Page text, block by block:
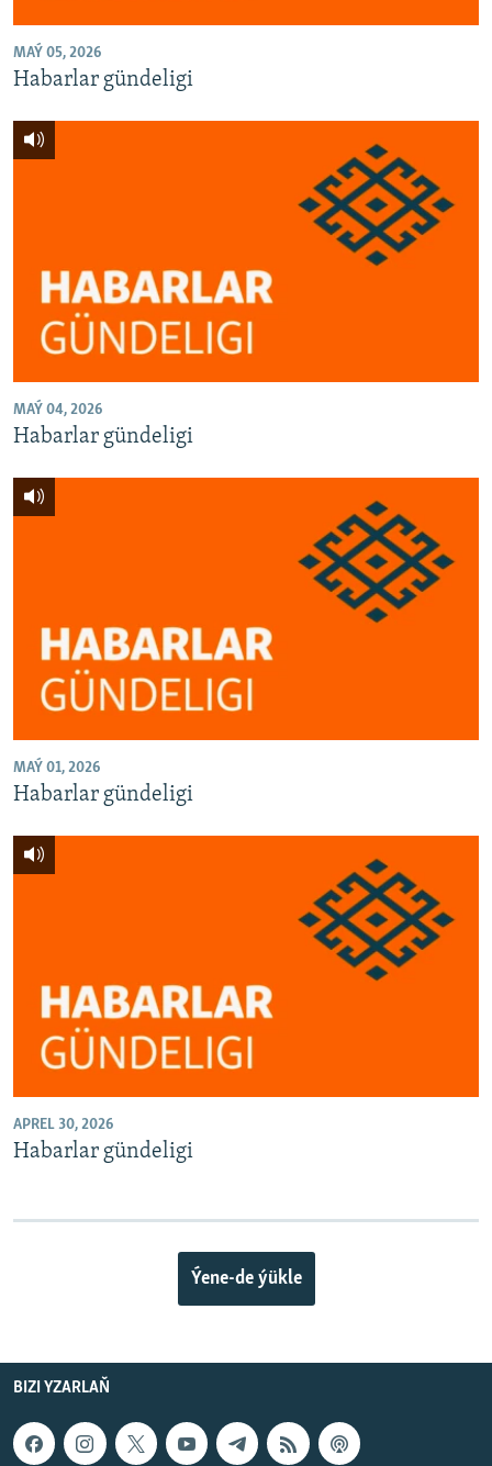
MAÝ 05, 2026
Habarlar gündeligi
MAÝ 04, 2026
Habarlar gündeligi
MAÝ 01, 2026
Habarlar gündeligi
APREL 30, 2026
Habarlar gündeligi
Ýene-de ýükle
BIZI YZARLAŇ